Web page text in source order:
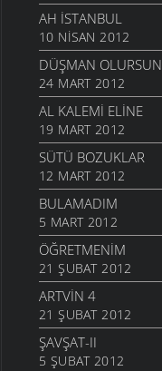
AH İSTANBUL
10 NISAN 2012
DÜŞMAN OLURSUN
24 MART 2012
AL KALEMI ELINE
19 MART 2012
SÜTÜ BOZUKLAR
12 MART 2012
BULAMADIM
5 MART 2012
ÖĞRETMENIM
21 ŞUBAT 2012
ARTVIN 4
21 ŞUBAT 2012
ŞAVŞAT-II
5 ŞUBAT 2012